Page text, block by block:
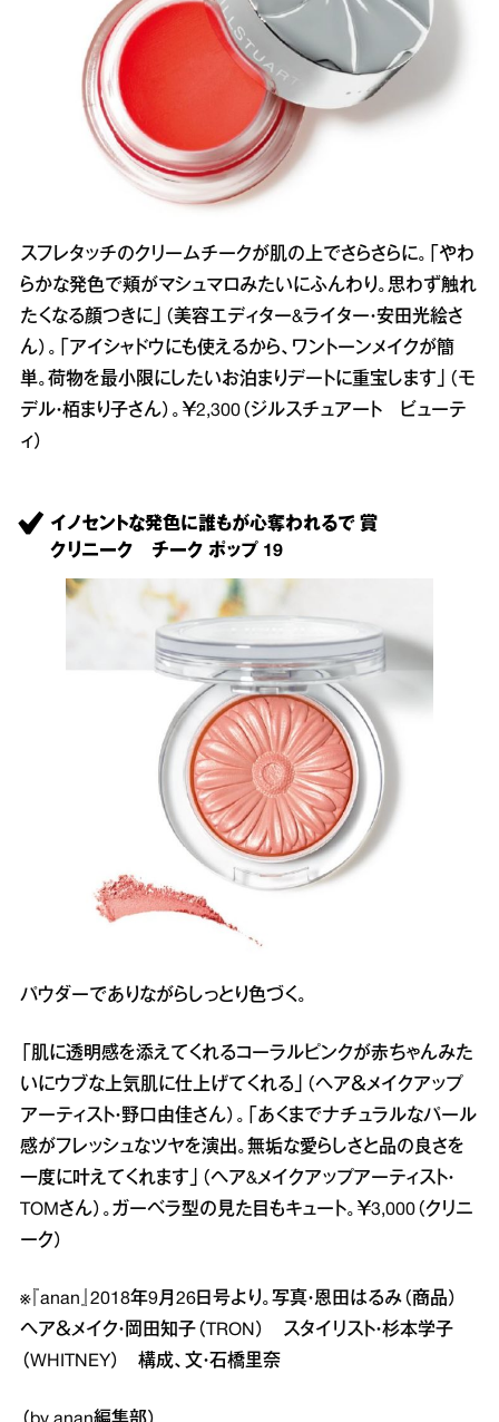
スフレタッチのクリームチークが肌の上でさらさらに。「やわ
らかな発色で頬がマシュマロみたいにふんわり。思わず触れ
たくなる顔つきに」（美容エディター&ライター・安田光絵さ
ん）。「アイシャドウにも使えるから、ワントーンメイクが簡
単。荷物を最小限にしたいお泊まりデートに重宝します」（モ
デル・栢まり子さん）。￥2,300（ジルスチュアート ビューテ
ィ）
イノセントな発色に誰もが心奪われるで 賞
クリニーク チーク ポップ 19
パウダーでありながらしっとり色づく。
「肌に透明感を添えてくれるコーラルピンクが赤ちゃんみた
いにウブな上気肌に仕上げてくれる」（ヘア＆メイクアップ
アーティスト・野口由佳さん）。「あくまでナチュラルなパール
感がフレッシュなツヤを演出。無垢な愛らしさと品の良さを
一度に叶えてくれます」（ヘア&メイクアップアーティスト・
TOMさん）。ガーベラ型の見た目もキュート。￥3,000（クリニ
ーク）
※『anan』2018年9月26日号より。写真・恩田はるみ（商品）
ヘア＆メイク・岡田知子（TRON） スタイリスト・杉本学子
（WHITNEY） 構成、文・石橋里奈